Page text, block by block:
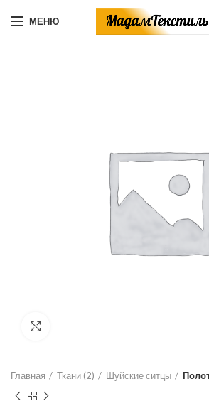
МЕНЮ
Главная Ткани (2) Шуйские ситцы